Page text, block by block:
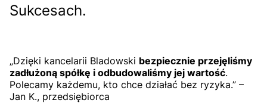
Sukcesach.
„Dzięki kancelarii Bladowski bezpiecznie przejęliśmy
zadłużoną spółkę i odbudowaliśmy jej wartość.
Polecamy każdemu, kto chce działać bez ryzyka.” –
Jan K., przedsiębiorca